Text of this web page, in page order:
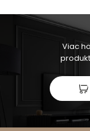
Viac